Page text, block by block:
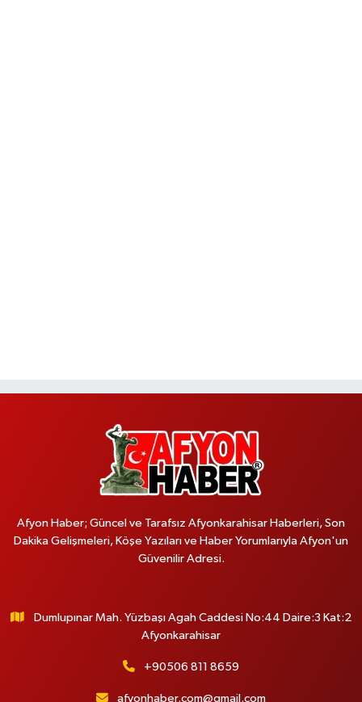
Afyon Haber; Güncel ve Tarafsız Afyonkarahisar Haberleri, Son
Dakika Gelişmeleri, Köşe Yazıları ve Haber Yorumlarıyla Afyon'un
Güvenilir Adresi.
Dumlupınar Mah. Yüzbaşı Agah Caddesi No:44 Daire:3 Kat:2
Afyonkarahisar
+90506 811 8659
afyonhaber.com@gmail.com